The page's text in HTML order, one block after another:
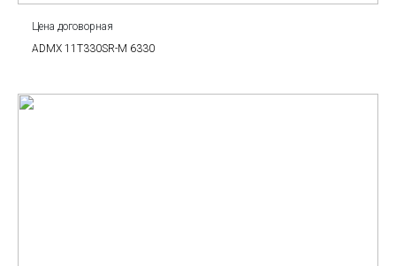
Цена договорная
ADMX 11T330SR-M 6330